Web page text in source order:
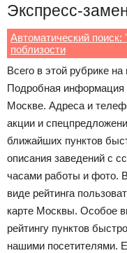
Экспресс-
Автоматический
поблизости
Всего в этой рубрике
Подробная информация
Москве. Адреса и
акции и
ближайших пунктов
описания заведений с
часами работы и фото.
виде рейтинга
карте Москвы. Особое
рейтингу пунктов
нашими посетителями.